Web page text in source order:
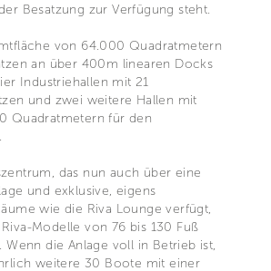
Besatzung zur Verfügung steht.
von 64.000 Quadratmetern
an über 400m linearen Docks
Industriehallen mit 21
und zwei weitere Hallen mit
Quadratmetern für den
das nun auch über eine
und exklusive, eigens
wie die Riva Lounge verfügt,
Modelle von 76 bis 130 Fuß
Wenn die Anlage voll in Betrieb ist,
weitere 30 Boote mit einer